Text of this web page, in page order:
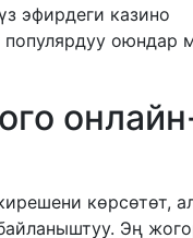
эфирдеги казино
оюндар
көрсөтөт,
Эң